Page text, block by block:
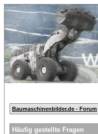
Baumaschinenbilder.de - Forum
Häufig gestellte Fragen